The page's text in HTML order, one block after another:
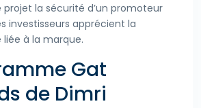
la sécurité d’un promoteur
investisseurs apprécient la
à la marque.
Gat
de Dimri